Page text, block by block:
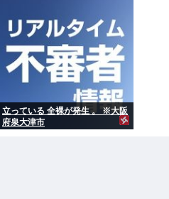
立っている 全裸が発生 。 ※大阪
府泉大津市